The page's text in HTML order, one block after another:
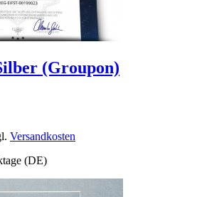
(Groupon)
Versandkosten
(DE)